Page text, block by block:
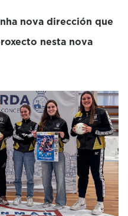
nova dirección que
nesta nova